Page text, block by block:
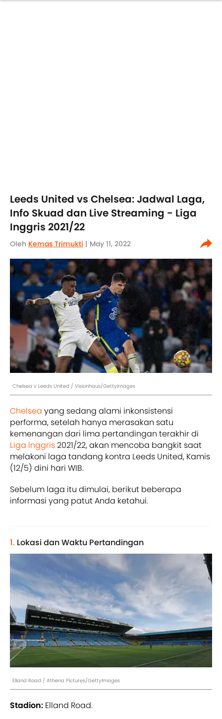
Leeds United vs Chelsea: Jadwal Laga,
Info Skuad dan Live Streaming - Liga
Inggris 2021/22
Oleh Kemas Trimukti | May 11, 2022
Chelsea v Leeds United / Visionhaus/GettyImages
Chelsea yang sedang alami inkonsistensi
performa, setelah hanya merasakan satu
kemenangan dari lima pertandingan terakhir di
Liga Inggris2021/22, akan mencoba bangkit saat
melakoni laga tandang kontra Leeds United, Kamis
(12/5) dini hari WIB.
Sebelum laga itu dimulai, berikut beberapa
informasi yang patut Anda ketahui.
1. Lokasi dan Waktu Pertandingan
Elland Road / Athena Pictures/GettyImages
Stadion: Elland Road.